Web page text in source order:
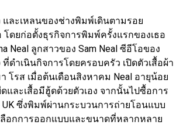
ละเหลนของช่างพิมพ์เดินตามรอย
โดยก่อตั้งธุรกิจการพิมพ์ครั้งแรกของเธอ
Neal ลูกสาวของ Sam Neal ซีอีโอของ
ที่ดำเนินกิจการโดยครอบครัว เปิดตัวเสื้อผ้า
โรส เมื่อต้นเดือนสิงหาคม Neal อายุน้อย
และเสื้อมีฮู้ดด้วยตัวเอง จากนั้นไปซื้อการ
UK ซึ่งพิมพ์ผ่านกระบวนการถ่ายโอนแบบ
ลือกการออกแบบและขนาดที่หลากหลาย